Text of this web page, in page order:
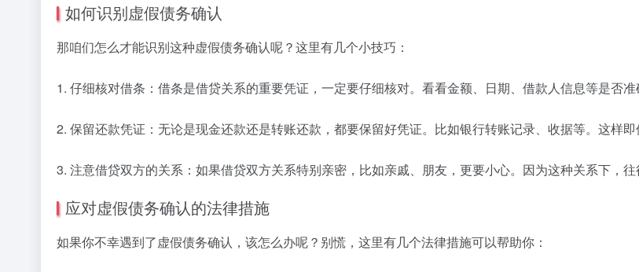
如何识别虚假债务确认
那咱们怎么才能识别这种虚假债务确认呢？这里有几个小技巧：
1. 仔细核对借条：借条是借贷关系的重要凭证，一定要仔细核对。看看金额、日期、借款人信息等是否准
2. 保留还款凭证：无论是现金还款还是转账还款，都要保留好凭证。比如银行转账记录、收据等。这样即
3. 注意借贷双方的关系：如果借贷双方关系特别亲密，比如亲戚、朋友，更要小心。因为这种关系下，往
应对虚假债务确认的法律措施
如果你不幸遇到了虚假债务确认，该怎么办呢？别慌，这里有几个法律措施可以帮助你：